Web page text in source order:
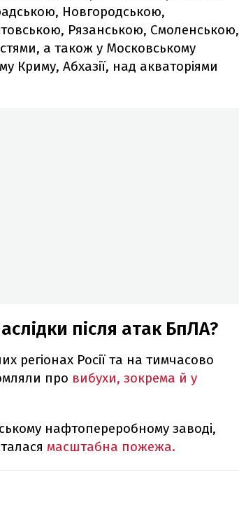
Новгородською,
Рязанською, Смоленською,
а також у Московському
Криму, Абхазії, над акваторіями
після атак БпЛА?
регіонах Росії та на тимчасово
про вибухи, зокрема й у
нафтопереробному заводі,
масштабна пожежа.